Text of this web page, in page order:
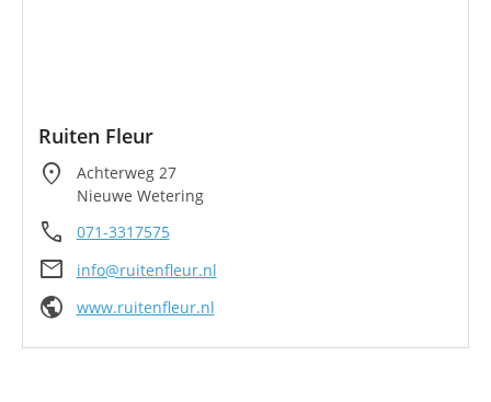
Ruiten Fleur
location_on
Achterweg 27
Nieuwe Wetering
call 071-3317575
mail info@ruitenfleur.nl
public www.ruitenfleur.nl